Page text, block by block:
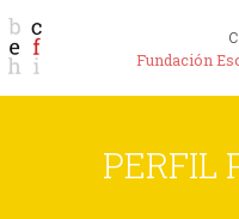
Fundación
PERFIL